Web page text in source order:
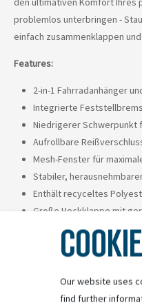
problemlos unterbringen -
einfach zusammenklappen
Features:
2-in-1 Fahrradanhänger
Integrierte
Niedrigerer Schwerpunkt
Aufrollbare
Mesh-Fenster für
Stabiler,
Enthält recyceltes
Große Heckklappe mit
Leicht
Geräumiger Innenraum
Räder mit Push Button-
Stabiler Aluminiumrahmen
Our website uses
find further